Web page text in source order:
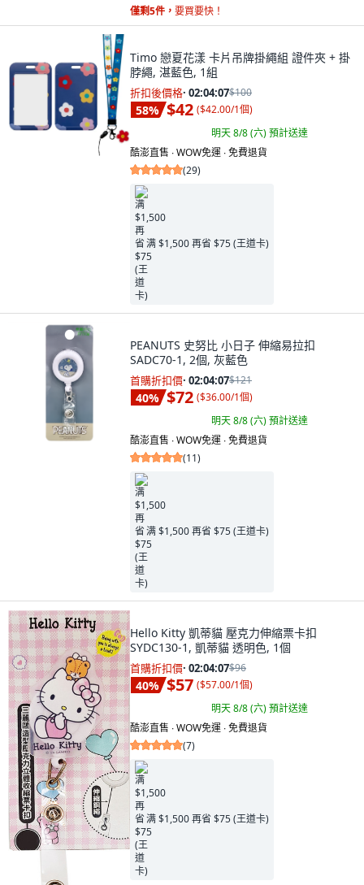
僅剩5件， 要買要快！
Timo 戀夏花漾 卡片吊牌掛繩組 證件夾 + 掛
脖繩, 湛藍色, 1組
折扣後價格· 02:04:05$100
58% $42 ($42.00/1個)
明天 8/8 (六)預計送達
酷澎直售 ∙ WOW免運 ∙ 免費退貨
(29)
满 $1,500 再省 $75 (王道卡)
PEANUTS 史努比 小日子 伸縮易拉扣
SADC70-1, 2個, 灰藍色
首購折扣價· 02:04:05$121
40% $72 ($36.00/1個)
明天 8/8 (六)預計送達
酷澎直售 ∙ WOW免運 ∙ 免費退貨
(11)
满 $1,500 再省 $75 (王道卡)
Hello Kitty 凱蒂貓 壓克力伸縮票卡扣
SYDC130-1, 凱蒂貓 透明色, 1個
首購折扣價· 02:04:05$96
40% $57 ($57.00/1個)
明天 8/8 (六)預計送達
酷澎直售 ∙ WOW免運 ∙ 免費退貨
(7)
满 $1,500 再省 $75 (王道卡)